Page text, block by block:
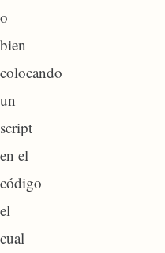
o
bien
colocando
un
script
en el
código
el
cual